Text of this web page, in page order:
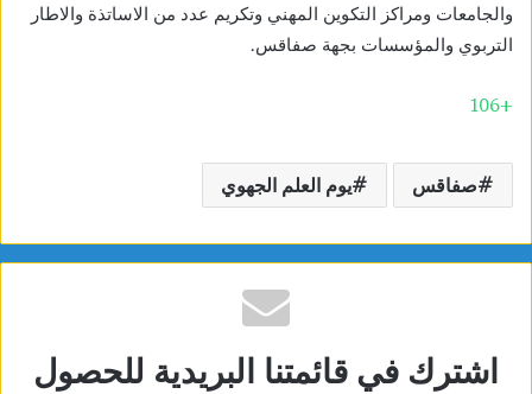
والجامعات ومراكز التكوين المهني وتكريم عدد من الاساتذة والاطار
التربوي والمؤسسات بجهة صفاقس.
+106
صفاقس يوم العلم الجهوي
اشترك في قائمتنا البريدية للحصول